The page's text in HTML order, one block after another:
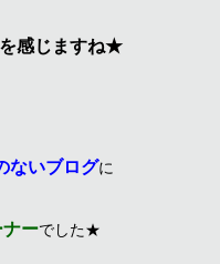
感じますね★
ないブログに
ーでした★